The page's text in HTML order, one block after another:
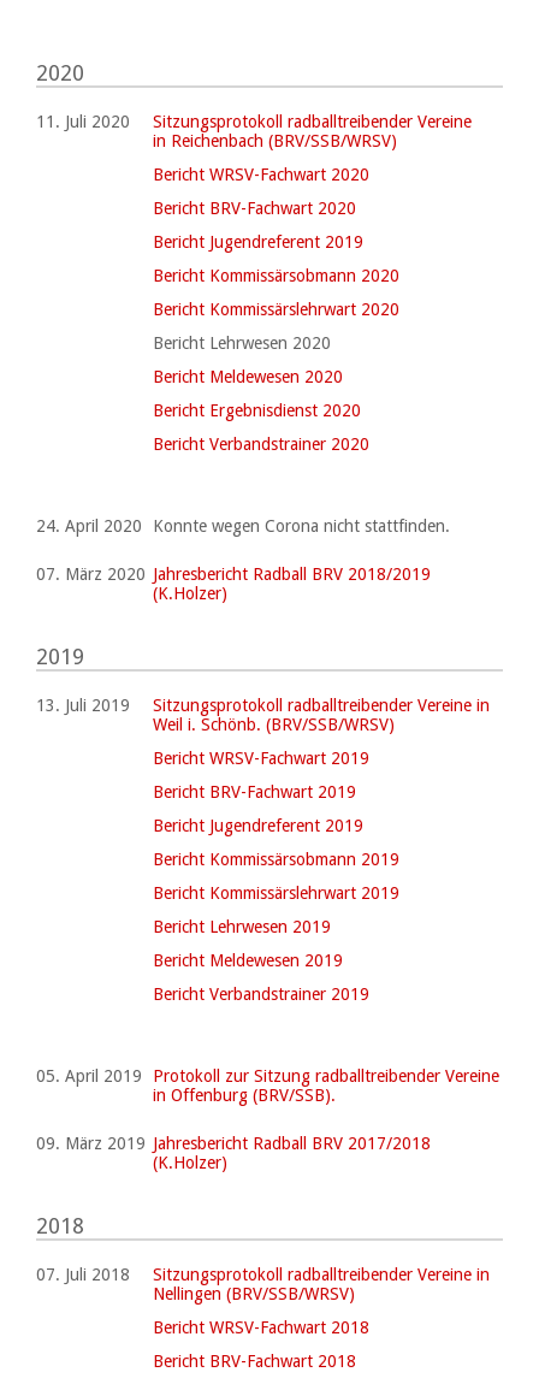
2020
11. Juli 2020
Sitzungsprotokoll radballtreibender Vereine
in Reichenbach (BRV/SSB/WRSV)
Bericht WRSV-Fachwart 2020
Bericht BRV-Fachwart 2020
Bericht Jugendreferent 2019
Bericht Kommissärsobmann 2020
Bericht Kommissärslehrwart 2020
Bericht Lehrwesen 2020
Bericht Meldewesen 2020
Bericht Ergebnisdienst 2020
Bericht Verbandstrainer 2020
24. April 2020 Konnte wegen Corona nicht stattfinden.
07. März 2020 Jahresbericht Radball BRV 2018/2019
(K.Holzer)
2019
13. Juli 2019
Sitzungsprotokoll radballtreibender Vereine in
Weil i. Schönb. (BRV/SSB/WRSV)
Bericht WRSV-Fachwart 2019
Bericht BRV-Fachwart 2019
Bericht Jugendreferent 2019
Bericht Kommissärsobmann 2019
Bericht Kommissärslehrwart 2019
Bericht Lehrwesen 2019
Bericht Meldewesen 2019
Bericht Verbandstrainer 2019
05. April 2019
Protokoll zur Sitzung radballtreibender Vereine
in Offenburg (BRV/SSB).
09. März 2019 Jahresbericht Radball BRV 2017/2018
(K.Holzer)
2018
07. Juli 2018
Sitzungsprotokoll radballtreibender Vereine in
Nellingen (BRV/SSB/WRSV)
Bericht WRSV-Fachwart 2018
Bericht BRV-Fachwart 2018